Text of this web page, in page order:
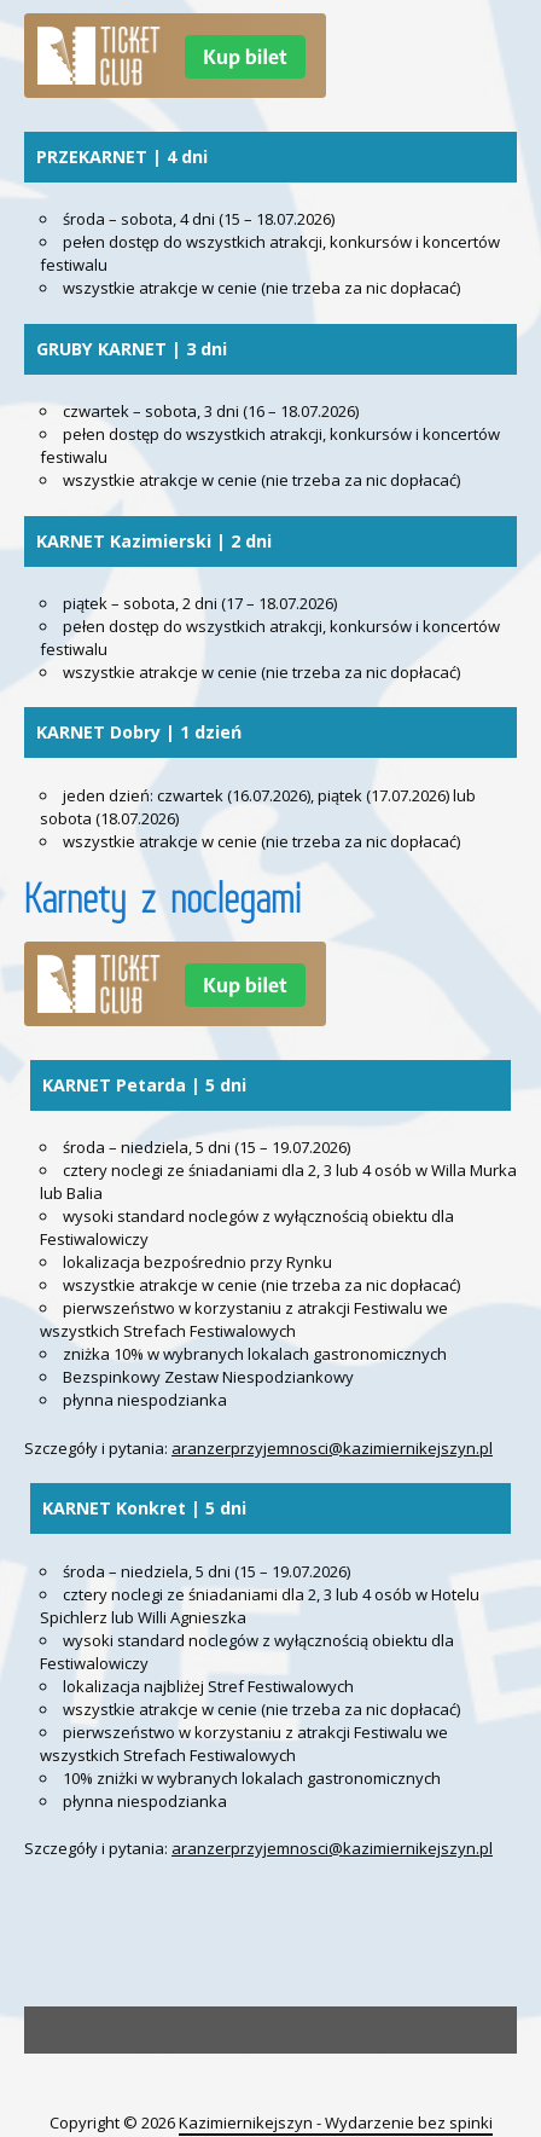
PRZEKARNET | 4 dni
środa – sobota, 4 dni (15 – 18.07.2026)
pełen dostęp do wszystkich atrakcji, konkursów i koncertów
festiwalu
wszystkie atrakcje w cenie (nie trzeba za nic dopłacać)
GRUBY KARNET | 3 dni
czwartek – sobota, 3 dni (16 – 18.07.2026)
pełen dostęp do wszystkich atrakcji, konkursów i koncertów
festiwalu
wszystkie atrakcje w cenie (nie trzeba za nic dopłacać)
KARNET Kazimierski | 2 dni
piątek – sobota, 2 dni (17 – 18.07.2026)
pełen dostęp do wszystkich atrakcji, konkursów i koncertów
festiwalu
wszystkie atrakcje w cenie (nie trzeba za nic dopłacać)
KARNET Dobry | 1 dzień
jeden dzień: czwartek (16.07.2026), piątek (17.07.2026) lub
sobota (18.07.2026)
wszystkie atrakcje w cenie (nie trzeba za nic dopłacać)
Karnety z noclegami
KARNET Petarda | 5 dni
środa – niedziela, 5 dni (15 – 19.07.2026)
cztery noclegi ze śniadaniami dla 2, 3 lub 4 osób w Willa Murka
lub Balia
wysoki standard noclegów z wyłącznością obiektu dla
Festiwalowiczy
lokalizacja bezpośrednio przy Rynku
wszystkie atrakcje w cenie (nie trzeba za nic dopłacać)
pierwszeństwo w korzystaniu z atrakcji Festiwalu we
wszystkich Strefach Festiwalowych
zniżka 10% w wybranych lokalach gastronomicznych
Bezspinkowy Zestaw Niespodziankowy
płynna niespodzianka
Szczegóły i pytania: aranzerprzyjemnosci@kazimiernikejszyn.pl
KARNET Konkret | 5 dni
środa – niedziela, 5 dni (15 – 19.07.2026)
cztery noclegi ze śniadaniami dla 2, 3 lub 4 osób w Hotelu
Spichlerz lub Willi Agnieszka
wysoki standard noclegów z wyłącznością obiektu dla
Festiwalowiczy
lokalizacja najbliżej Stref Festiwalowych
wszystkie atrakcje w cenie (nie trzeba za nic dopłacać)
pierwszeństwo w korzystaniu z atrakcji Festiwalu we
wszystkich Strefach Festiwalowych
10% zniżki w wybranych lokalach gastronomicznych
płynna niespodzianka
Szczegóły i pytania: aranzerprzyjemnosci@kazimiernikejszyn.pl
Copyright © 2026Kazimiernikejszyn - Wydarzenie bez spinki